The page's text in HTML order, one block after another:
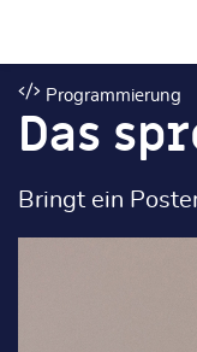
Programmierung
Das
Bringt ein